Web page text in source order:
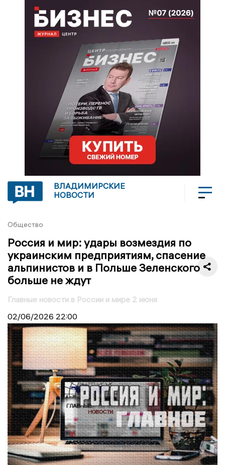
ВЛАДИМИРСКИЕ
НОВОСТИ
Общество
Россия и мир: удары возмездия по
украинским предприятиям, спасение
альпинистов и в Польше Зеленского
больше не ждут
Главные новости в России и мире 2 июня
02/06/2026 22:00